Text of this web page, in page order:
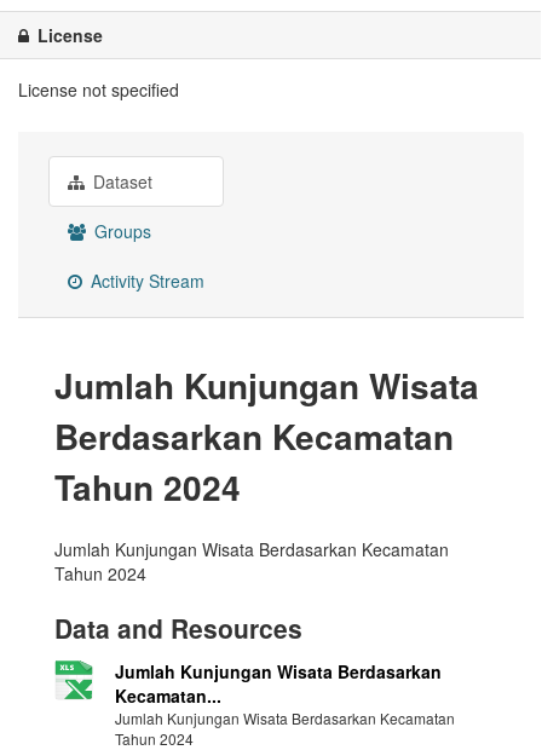
License
License not specified
Dataset
Groups
Activity Stream
Jumlah Kunjungan Wisata
Berdasarkan Kecamatan
Tahun 2024
Jumlah Kunjungan Wisata Berdasarkan Kecamatan
Tahun 2024
Data and Resources
Jumlah Kunjungan Wisata Berdasarkan
Kecamatan...
Jumlah Kunjungan Wisata Berdasarkan Kecamatan
Tahun 2024